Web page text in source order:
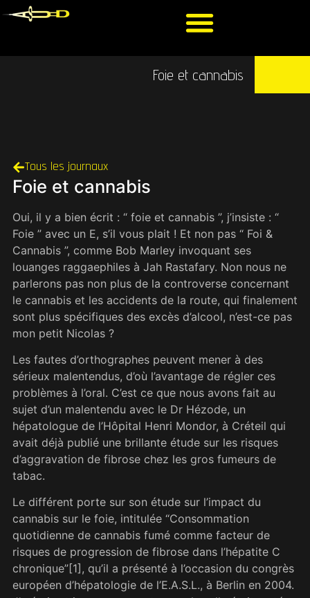
Foie et cannabis
Tous les journaux
Foie et cannabis
Oui, il y a bien écrit : “ foie et cannabis ”, j’insiste : “
Foie ” avec un E, s’il vous plait ! Et non pas “ Foi &
Cannabis ”, comme Bob Marley invoquant ses
louanges raggaephiles à Jah Rastafary. Non nous ne
parlerons pas non plus de la controverse concernant
le cannabis et les accidents de la route, qui finalement
sont plus spécifiques des excès d’alcool, n’est-ce pas
mon petit Nicolas ?
Les fautes d’orthographes peuvent mener à des
sérieux malentendus, d’où l’avantage de régler ces
problèmes à l’oral. C’est ce que nous avons fait au
sujet d’un malentendu avec le Dr Hézode, un
hépatologue de l’Hôpital Henri Mondor, à Créteil qui
avait déjà publié une brillante étude sur les risques
d’aggravation de fibrose chez les gros fumeurs de
tabac.
Le différent porte sur son étude sur l’impact du
cannabis sur le foie, intitulée “Consommation
quotidienne de cannabis fumé comme facteur de
risques de progression de fibrose dans l’hépatite C
chronique”[1], qu’il a présenté à l’occasion du congrès
européen d’hépatologie de l’E.A.S.L., à Berlin en 2004.